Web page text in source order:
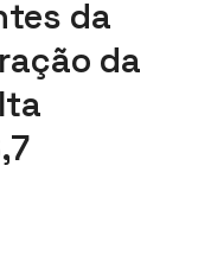
da
da